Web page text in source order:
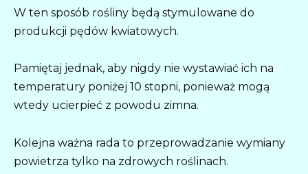
W ten sposób rośliny będą stymulowane do
produkcji pędów kwiatowych.
Pamiętaj jednak, aby nigdy nie wystawiać ich na
temperatury poniżej 10 stopni, ponieważ mogą
wtedy ucierpieć z powodu zimna.
Kolejna ważna rada to przeprowadzanie wymiany
powietrza tylko na zdrowych roślinach.